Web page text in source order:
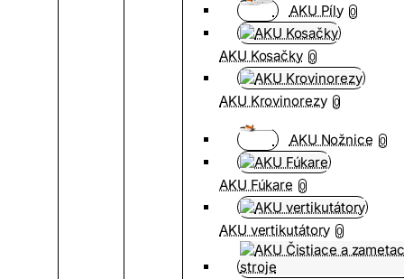
AKU Píly 0
AKU Kosačky 0
AKU Krovinorezy 0
AKU Nožnice 0
AKU Fúkare 0
AKU vertikutátory 0